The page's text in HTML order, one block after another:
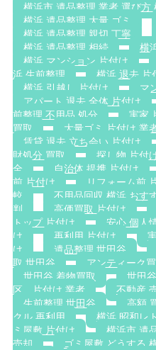
横浜市 遺品整理 業者 選び方
横浜 遺品整理 大量 ゴミ
横浜 遺品整理 親切 丁寧
横浜 遺品整理 相続
横
横浜 マンション 片付け
浜 生前整理
横浜 退去 片
横浜 引越し 片付け
マ
アパート 退去 全体 片付け
前整理 不用品 処分
実家
買取
大量ゴミ 片付け 業
賃貸 退去 立ち会い 片付け
財処分 買取
探し物 片付
全
自治体 提携 片付け
前 片付け
リフォーム前
較
不用品回収 横浜 おす
判
高価買取 片付け
トップ 片付け
安心 個人
け
再利用 片付け
け
遺品整理 世田谷
取 世田谷
アンティーク
世田谷 着物買取
世田
区 片付け 業者
不動産
生前整理 世田谷
高額
クル 再利用
横浜 昭和レ
ミ屋敷 片付け
横浜市 遺
売却
ゴミ屋敷 どうする